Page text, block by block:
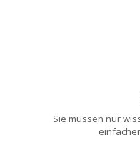
Sie müssen nur